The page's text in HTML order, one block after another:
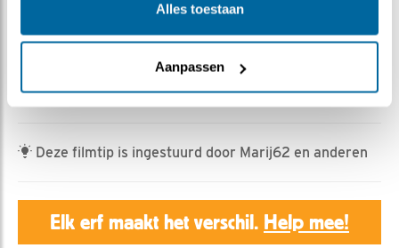
Alles toestaan
Aanpassen
Geert | Geplaatst op 9 juli 2023, 23:50 |
|
Bewaar dit filmpje|
327x
Eén van de buuruilen waagt zich op het dak van de
steenuil-nestkast.
Deze filmtip is ingestuurd door Marij62 en anderen
Elk erf maakt het verschil. Help mee!